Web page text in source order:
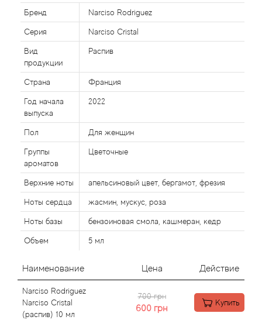
Бренд Narciso Rodriguez
Серия Narciso Cristal
Вид
продукции
Распив
Страна Франция
Год начала
выпуска
2022
Пол Для женщин
Группы
ароматов
Цветочные
Верхние ноты апельсиновый цвет, бергамот, фрезия
Ноты сердца жасмин, мускус, роза
Ноты базы бензоиновая смола, кашмеран, кедр
Объем 5 мл
Наименование Цена Действие
Narciso Rodriguez
Narciso Cristal
(распив) 10 мл
700 грн
600 грн
Купить
Al Jazeera
Alaia Paris
Alexander McQueen
Alexandre Barthet
Alexandre J
Alfred Dunhill
Alyson Oldoini
Alyssa Ashley
American Crew
Amouage
Amouroud